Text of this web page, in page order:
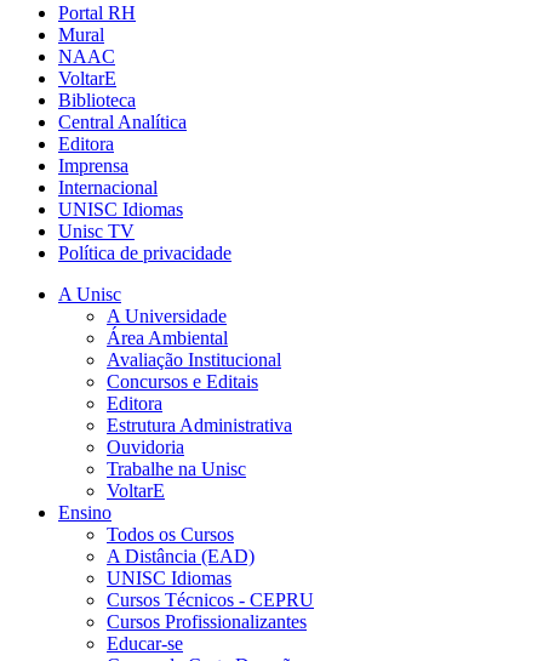
Portal RH
Mural
NAAC
VoltarE
Biblioteca
Central Analítica
Editora
Imprensa
Internacional
UNISC Idiomas
Unisc TV
Política de privacidade
A Unisc
A Universidade
Área Ambiental
Avaliação Institucional
Concursos e Editais
Editora
Estrutura Administrativa
Ouvidoria
Trabalhe na Unisc
VoltarE
Ensino
Todos os Cursos
A Distância (EAD)
UNISC Idiomas
Cursos Técnicos - CEPRU
Cursos Profissionalizantes
Educar-se